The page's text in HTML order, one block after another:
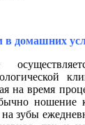
в домашних
на время
ношение
зубы